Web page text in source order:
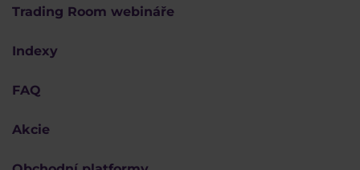
Trading Room webináře
Indexy
FAQ
Akcie